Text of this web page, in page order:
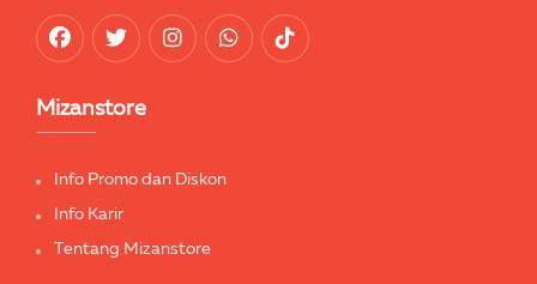
Mizanstore
Info Promo dan Diskon
Info Karir
Tentang Mizanstore